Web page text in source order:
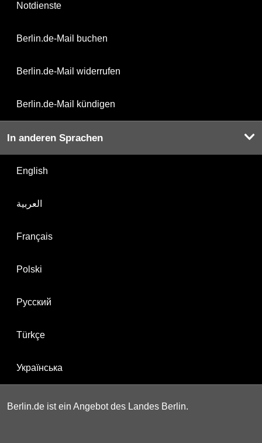
Notdienste
Berlin.de-Mail buchen
Berlin.de-Mail widerrufen
Berlin.de-Mail kündigen
In anderen Sprachen
English
العربية
Français
Polski
Русский
Türkçe
Українська
Berlin.de ist ein Angebot des Landes Berlin.